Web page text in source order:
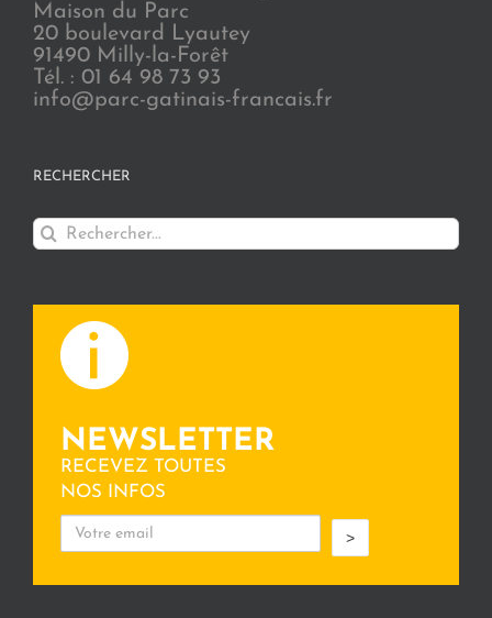
Maison du Parc
20 boulevard Lyautey
91490 Milly-la-Forêt
Tél. : 01 64 98 73 93
info@parc-gatinais-francais.fr
RECHERCHER
Rechercher:
NEWSLETTER
RECEVEZ TOUTES
NOS INFOS
>